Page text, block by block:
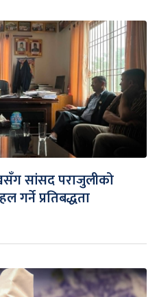
सांसद पराजुलीको
गर्ने प्रतिबद्धता